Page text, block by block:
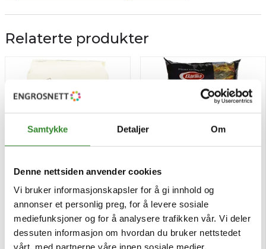
Samtykke Detaljer Om
Denne nettsiden anvender cookies
Vi bruker informasjonskapsler for å gi innhold og
annonser et personlig preg, for å levere sosiale
mediefunksjoner og for å analysere trafikken vår. Vi deler
dessuten informasjon om hvordan du bruker nettstedet
vårt, med partnerne våre innen sosiale medier,
Relaterte produkter
Rummo no137 radiatori
500g
Pris
kr 35,42 /stk
Mezze penne tricolore 5kg
Pris
kr 246,12 /stk